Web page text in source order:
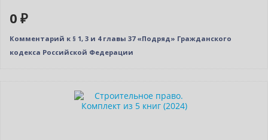
0 ₽
Комментарий к § 1, 3 и 4 главы 37 «Подряд» Гражданского
кодекса Российской Федерации